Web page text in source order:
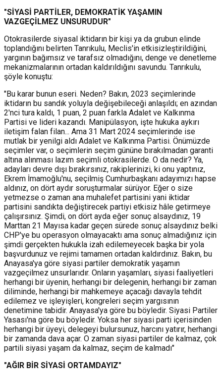
"SİYASİ PARTİLER, DEMOKRATİK YAŞAMIN
VAZGEÇİLMEZ UNSURUDUR"
Otokrasilerde siyasal iktidarın bir kişi ya da grubun elinde
toplandığını belirten Tanrıkulu, Meclis'in etkisizleştirildiğini,
yargının bağımsız ve tarafsız olmadığını, denge ve denetleme
mekanizmalarının ortadan kaldırıldığını savundu. Tanrıkulu,
şöyle konuştu:
"Bu karar bunun eseri. Neden? Bakın, 2023 seçimlerinde
iktidarın bu sandık yoluyla değişebileceği anlaşıldı; en azından
2'nci tura kaldı, 1 puan, 2 puan farkla Adalet ve Kalkınma
Partisi ve lideri kazandı. Manipülasyon, işte hukuka aykırı
iletişim falan filan... Ama 31 Mart 2024 seçimlerinde ise
mutlak bir yenilgi aldı Adalet ve Kalkınma Partisi. Önümüzde
seçimler var, o seçimlerin seçim gününe bırakılmadan garanti
altına alınması lazım seçimli otokrasilerde. O da nedir? Ya,
adayları devre dışı bırakırsınız, rakiplerinizi, ki onu yaptınız,
Ekrem İmamoğlu'nu, seçilmiş Cumhurbaşkanı adayımızı hapse
aldınız, on dört aydır soruşturmalar sürüyor. Eğer o size
yetmezse o zaman ana muhalefet partisini yani iktidar
partisini sandıkta değiştirecek partiyi etkisiz hâle getirmeye
çalışırsınız. Şimdi, on dört ayda eğer sonuç alsaydınız, 19
Marttan 21 Mayısa kadar geçen sürede sonuç alsaydınız belki
CHP'ye bu operasyon olmayacaktı ama sonuç almadığınız için
şimdi gerçekten hukukla izah edilemeyecek başka bir yola
başvurdunuz ve rejimi tamamen ortadan kaldırdınız. Bakın, bu
Anayasa'ya göre siyasi partiler demokratik yaşamın
vazgeçilmez unsurlarıdır. Onların yaşamları, siyasi faaliyetleri
herhangi bir üyenin, herhangi bir delegenin, herhangi bir zaman
diliminde, herhangi bir mahkemeye açacağı davayla tehdit
edilemez ve işleyişleri, kongreleri seçim yargısının
denetimine tabidir. Anayasa'ya göre bu böyledir. Siyasi Partiler
Yasası'na göre bu böyledir. Yoksa her siyasi parti içerisinden
herhangi bir üyeyi, delegeyi bulursunuz, harcını yatırır, herhangi
bir zamanda dava açar. O zaman siyasi partiler de kalmaz, çok
partili siyasi yaşam da kalmaz, seçim de kalmadı"
"AĞIR BİR SİYASİ ORTAMDAYIZ"